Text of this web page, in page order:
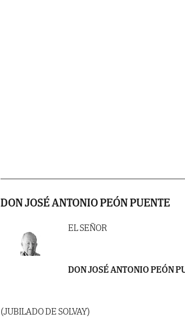
DON JOSÉ ANTONIO PEÓN PUENTE
EL SEÑOR
DON JOSÉ ANTONIO PEÓN
(JUBILADO DE SOLVAY)